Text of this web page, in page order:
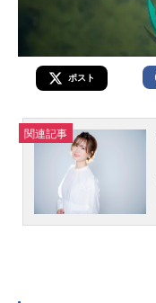
ポスト
関連記事